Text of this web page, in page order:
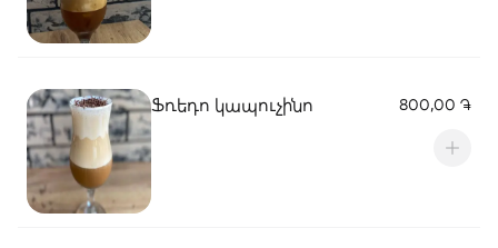
Ֆռեդո կապուչինո 800,00 ֏